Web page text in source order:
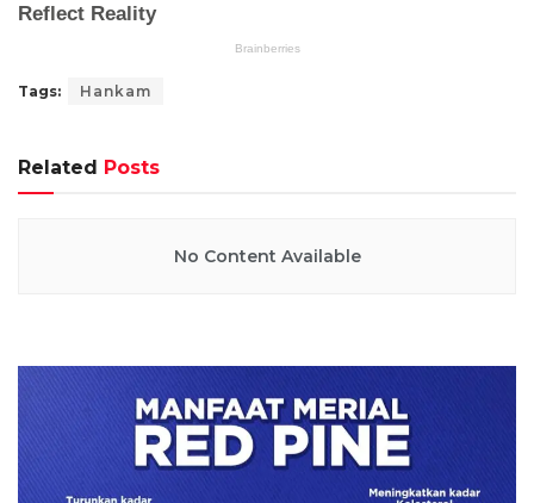
Tags: Hankam
Related Posts
No Content Available